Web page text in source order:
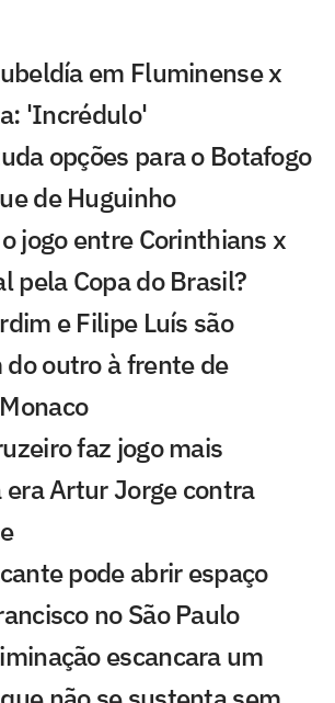
em Fluminense x
'Incrédulo'
opções para o Botafogo
de Huguinho
jogo entre Corinthians x
pela Copa do Brasil?
e Filipe Luís são
outro à frente de
faz jogo mais
era Artur Jorge contra
pode abrir espaço
no São Paulo
escancara um